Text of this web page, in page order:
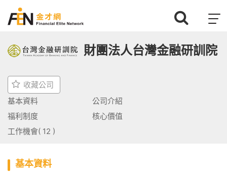
T
g
g
財團法人台灣金融研訓院
收藏公司
基本資料
公司介紹
福利制度
核心價值
工作機會( 12 )
基本資料